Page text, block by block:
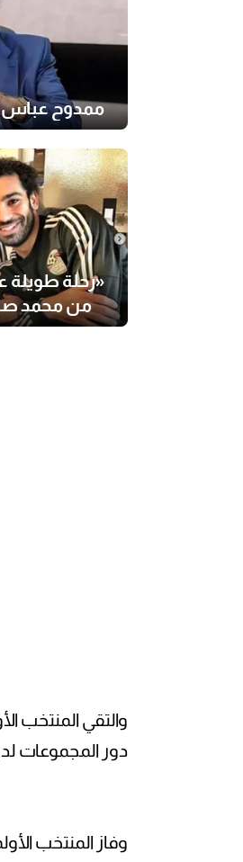
ممدوح عباس
«رحلة طويلة
من محمد
والتقي المنتخب
دور المجموعات